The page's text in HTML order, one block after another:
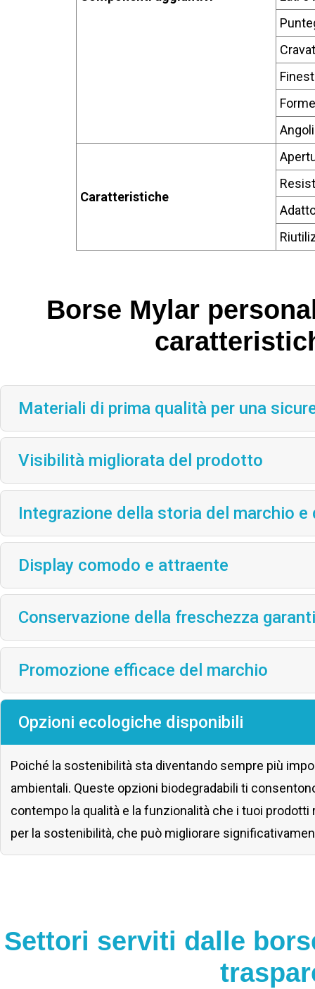
Caratteristiche
Borse Mylar
Materiali di prima qualità per una
Visibilità migliorata del prodotto
Integrazione della storia del marchio
Display comodo e attraente
Conservazione della freschezza
Promozione efficace del marchio
Opzioni ecologiche disponibili
Poiché la sostenibilità sta diventando sempre più
ambientali. Queste opzioni biodegradabili ti
contempo la qualità e la funzionalità che i tuoi
per la sostenibilità, che può migliorare
Settori serviti dalle